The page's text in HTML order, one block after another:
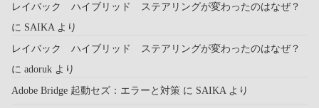
レイバック ハイブリッド ステアリングが変わったのはなぜ？
に SAIKA より
レイバック ハイブリッド ステアリングが変わったのはなぜ？
に adoruk より
Adobe Bridge 起動セズ：エラーと対策 に SAIKA より